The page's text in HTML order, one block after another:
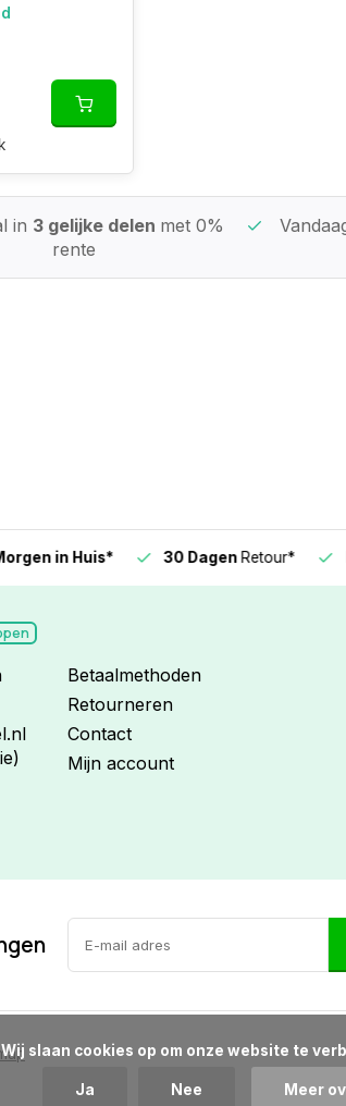
in 3 gelijke delen met 0%
rente
in Huis* 30 DagenRetour*
Betaalmethoden
Retourneren
Contact
Mijn account
Ja Nee Meer